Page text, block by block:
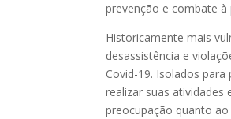
prevenção e combate à
Historicamente mais
desassistência e
Covid-19. Isolados
realizar suas atividades
preocupação quanto